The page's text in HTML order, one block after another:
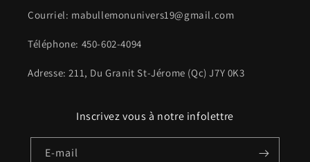
Courriel: mabullemonunivers19@gmail.com
Téléphone: 450-602-4094
Adresse: 211, Du Granit St-Jérome (Qc) J7Y 0K3
Inscrivez vous à notre infolettre
E-mail